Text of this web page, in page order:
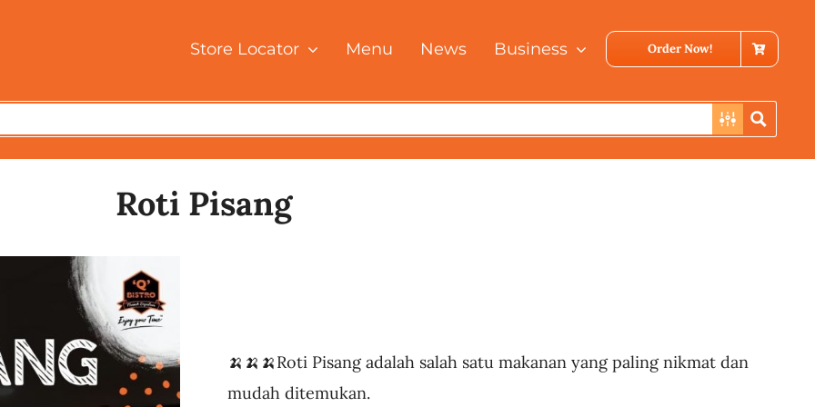
Store Locator Menu News Business Order Now!
Roti Pisang
🍌🍌🍌Roti Pisang adalah salah satu makanan yang paling nikmat dan
mudah ditemukan.